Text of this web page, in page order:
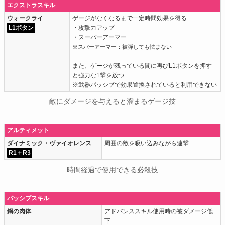
エクストラスキル
ウォークライ
L1ボタン
ゲージがなくなるまで一定時間効果を得る
・攻撃力アップ
・スーパーアーマー
※スパーアーマー：被弾しても怯まない
また、ゲージが残っている間に再びL1ボタンを押す
と強力な1撃を放つ
※武器パッシブで効果置換されていると利用できない
敵にダメージを与えると溜まるゲージ技
アルティメット
ダイナミック・ヴァイオレンス
R1＋R3
周囲の敵を吸い込みながら連撃
時間経過で使用できる必殺技
パッシブスキル
鋼の肉体
アドバンススキル使用時の被ダメージ低
下